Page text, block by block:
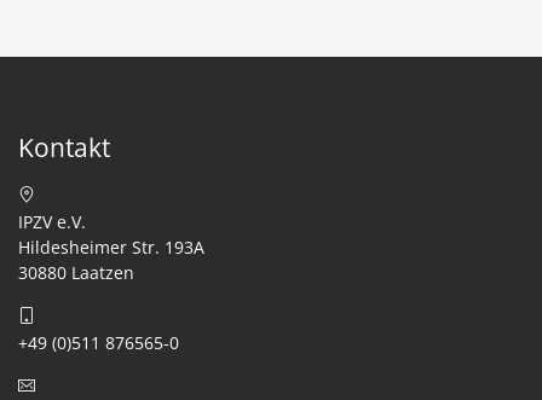
Kontakt
IPZV e.V.
Hildesheimer Str. 193A
30880 Laatzen
+49 (0)511 876565-0